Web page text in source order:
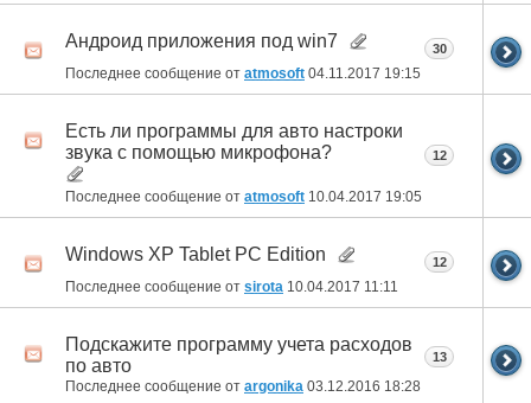
Андроид приложения под win7
Последнее сообщение от atmosoft 04.11.2017 19:15
30
Есть ли программы для авто настроки
звука с помощью микрофона?
Последнее сообщение от atmosoft 10.04.2017 19:05
12
Windows XP Tablet PC Edition
Последнее сообщение от sirota 10.04.2017 11:11
12
Подскажите программу учета расходов
по авто
Последнее сообщение от argonika 03.12.2016 18:28
13